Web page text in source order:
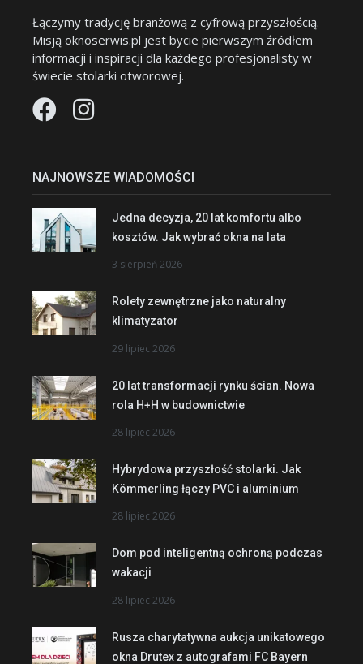
Łączymy tradycję branżową z cyfrową przyszłością.
Misją oknoserwis.pl jest bycie pierwszym źródłem
informacji i inspiracji dla każdego profesjonalisty w
świecie stolarki otworowej.
NAJNOWSZE WIADOMOŚCI
Jedna decyzja, 20 lat komfortu albo
kosztów. Jak wybrać okna na lata
3 sierpień 2026
Rolety zewnętrzne jako naturalny
klimatyzator
29 lipiec 2026
20 lat transformacji rynku ścian. Nowa
rola H+H w budownictwie
28 lipiec 2026
Hybrydowa przyszłość stolarki. Jak
Kömmerling łączy PVC i aluminium
28 lipiec 2026
Dom pod inteligentną ochroną podczas
wakacji
28 lipiec 2026
Rusza charytatywna aukcja unikatowego
okna Drutex z autografami FC Bayern